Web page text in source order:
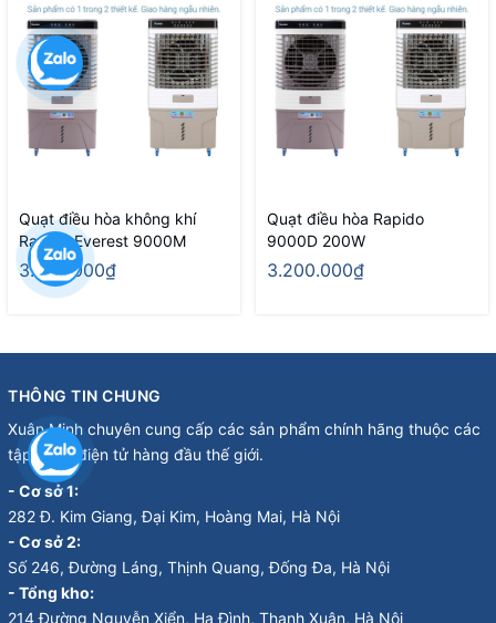
Quạt điều hòa không khí
Rapido Everest 9000M
3.050.000₫
Quạt điều hòa Rapido
9000D 200W
3.200.000₫
THÔNG TIN CHUNG
Xuân Minh chuyên cung cấp các sản phẩm chính hãng thuộc các
tập đoàn điện tử hàng đầu thế giới.
- Cơ sở 1:
282 Đ. Kim Giang, Đại Kim, Hoàng Mai, Hà Nội
- Cơ sở 2:
Số 246, Đường Láng, Thịnh Quang, Đống Đa, Hà Nội
- Tổng kho:
214 Đường Nguyễn Xiển, Hạ Đình, Thanh Xuân, Hà Nội